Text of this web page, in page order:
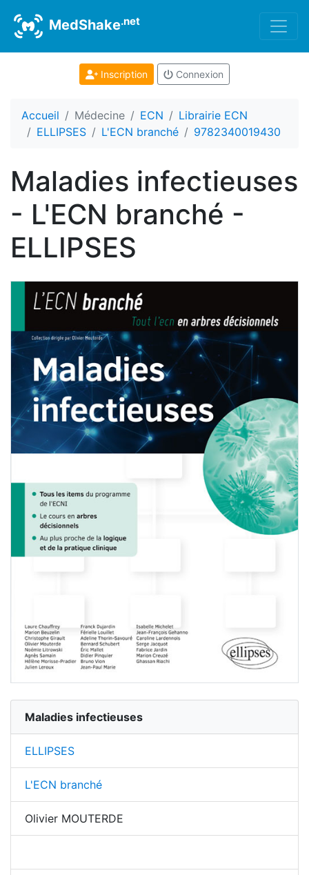
MedShake.net
Inscription Connexion
Accueil Médecine ECN
Librairie ECN
ELLIPSES
L'ECN branché 9782340019430
Maladies infectieuses
- L'ECN branché -
ELLIPSES
Maladies infectieuses
ELLIPSES
L'ECN branché
Olivier MOUTERDE